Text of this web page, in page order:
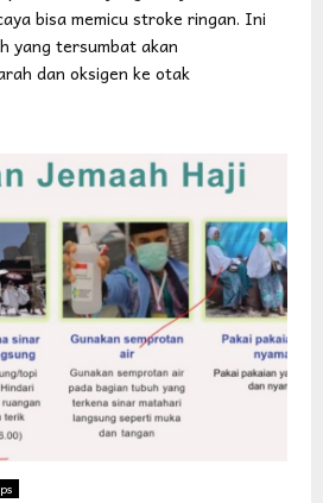
bisa memicu stroke ringan. Ini
yang tersumbat akan
dan oksigen ke otak